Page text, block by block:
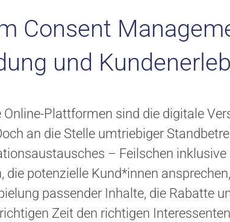
Consent
und
Plattformen sind die digitale
an die Stelle umtriebiger
– Feilschen inklusive
die potenzielle Kund*innen
passender Inhalte, die Rabatte
Zeit den richtigen